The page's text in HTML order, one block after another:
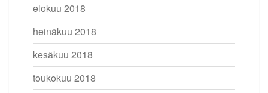
elokuu 2018
heinäkuu 2018
kesäkuu 2018
toukokuu 2018